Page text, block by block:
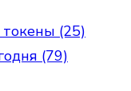
(25)
(79)